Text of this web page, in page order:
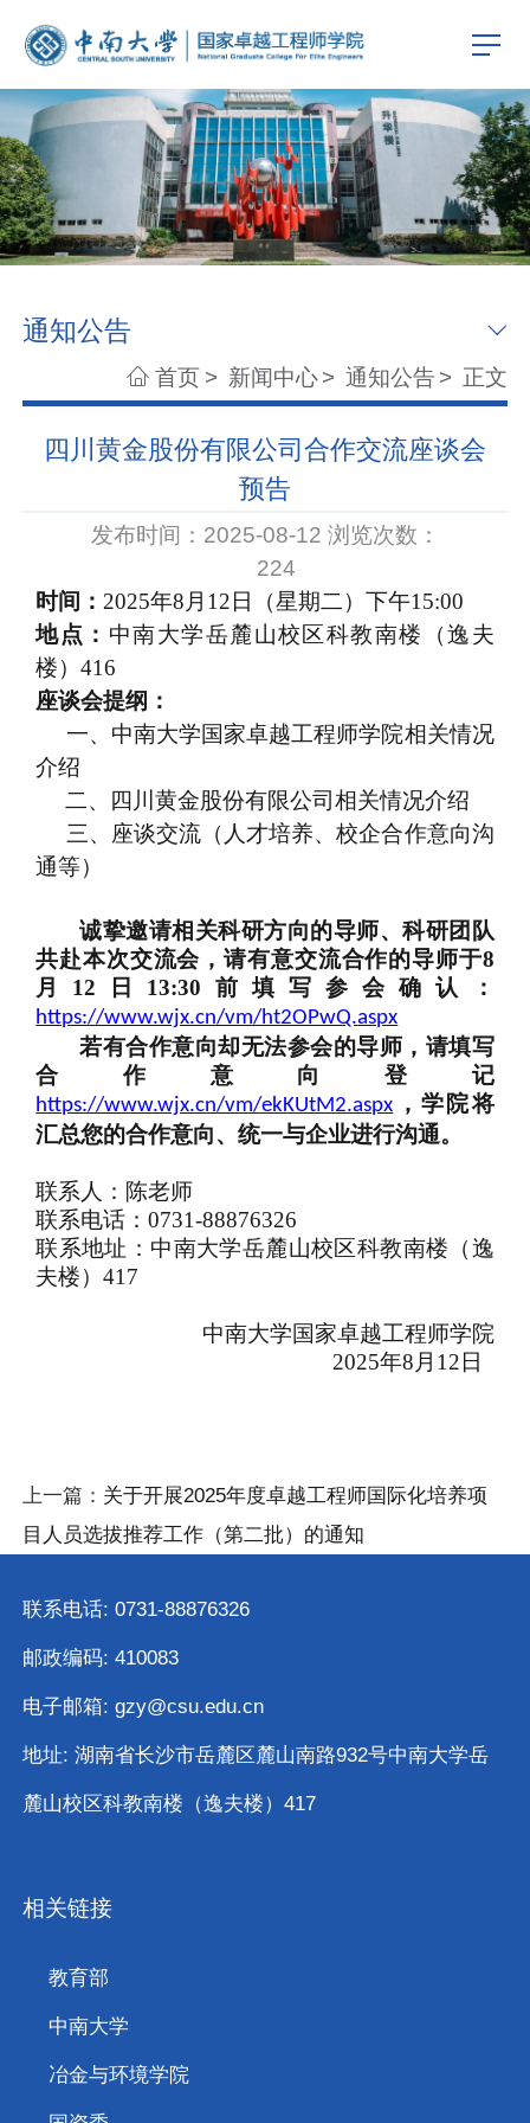
通知公告
首页 > 新闻中心 > 通知公告 > 正文
四川黄金股份有限公司合作交流座谈会
预告
发布时间：2025-08-12 浏览次数：
224
时间： 2025年8 月 12日（星期二）下午1 5:00
地点： 中南大学岳麓山校区科教南楼（逸夫
楼）416
座谈会提纲：
一、中南大学国家卓越工程师学院相关情况
介绍
二、四川黄金股份有限公司相关情况介绍
三、座谈交流（ 人才培养、校企合作意向沟
通等）
诚挚邀请相关科研方向的导师、科研团队
共赴本次交流会，请有意交流合作的导师于8
月 12 日 13:30前填写参会确认：
https://www.wjx.cn/vm/ht2OPwQ.aspx
若有合作意向却无法参会的导师，请填写
合作意向登记
https://www.wjx.cn/vm/ekKUtM2.aspx ，学院将
汇总您的合作意向、统一与企业进行沟通。
联系人：陈老师
联系电话：0731-88876326
联系地址：中南大学岳麓山校区科教南楼（逸
夫楼）417
中南大学国家卓越工程师学院
2025年8 月 12日
上一篇： 关于开展2025年度卓越工程师国际化培养项
目人员选拔推荐工作（第二批）的通知
联系电话: 0731-88876326
邮政编码: 410083
电子邮箱: gzy@csu.edu.cn
地址: 湖南省长沙市岳麓区麓山南路932号中南大学岳
麓山校区科教南楼（逸夫楼）417
相关链接
教育部
中南大学
冶金与环境学院